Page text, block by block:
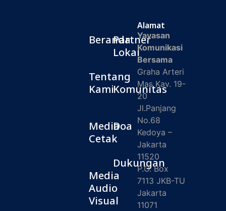
Beranda
Tentang
Kami
Media
Cetak
Media
Audio
Visual
Partner
Lokal
Komunitas
Doa
Dukungan
Alamat
Yayasan
Komunikasi
Bersama
Graha Arteri
Mas Kav. 19-
20
Jl.Panjang
No.68
Kedoya –
Jakarta
11520
P.O. Box
7113 JKB-TU
Jakarta
11071